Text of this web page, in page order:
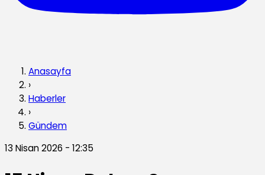
Anasayfa
›
Haberler
›
Gündem
13 Nisan 2026 - 12:35